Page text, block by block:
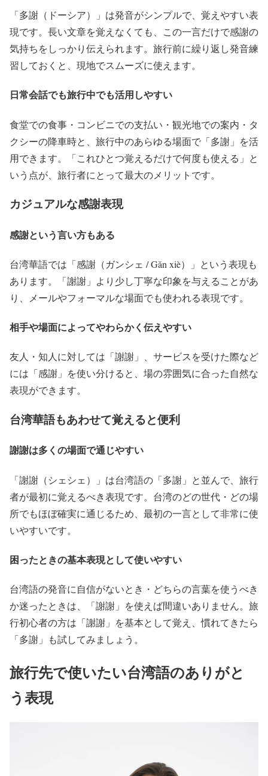
「多謝（ドーシア）」は発音がシンプルで、覚えやすい表
現です。長い文章を覚えなくても、この一言だけで感謝の
気持ちをしっかり伝えられます。旅行前に繰り返し発音練
習しておくと、現地でスムーズに使えます。
日常会話でも旅行中でも活用しやすい
食堂での食事・コンビニでの支払い・観光地での案内・タ
クシーの降車時と、旅行中のあらゆる場面で「多謝」を活
用できます。「これひとつ覚えるだけで何度も使える」と
いう点が、旅行者にとって最大のメリットです。
カジュアルな感謝表現
感謝という言い方もある
台湾華語では「感謝（ガンシェ / Gǎn xiè）」という表現も
あります。「謝謝」より少し丁寧な印象を与えることがあ
り、メールやフォーマルな場面でも使われる表現です。
相手や場面によってやわらかく伝えやすい
友人・知人に対しては「謝謝」、サービスを受けた際など
には「感謝」を使い分けると、場の雰囲気に合った自然な
表現ができます。
台湾華語もあわせて覚えると便利
謝謝は多くの場面で通じやすい
「謝謝（シェシェ）」は台湾語の「多謝」と並んで、旅行
者が最初に覚えるべき表現です。台湾のどの世代・どの場
所でもほぼ確実に通じるため、最初の一言として非常に使
いやすいです。
困ったときの基本表現として使いやすい
台湾語の発音に自信がないとき・どちらの言葉を使うべき
か迷ったときは、「謝謝」を使えば間違いありません。旅
行初心者の方は「謝謝」を基本として覚え、慣れてきたら
「多謝」も試してみましょう。
旅行先で使いたい台湾語のありがと
う表現